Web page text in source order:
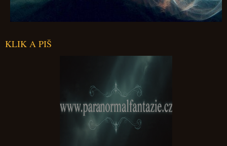
KLIK A PIŠ